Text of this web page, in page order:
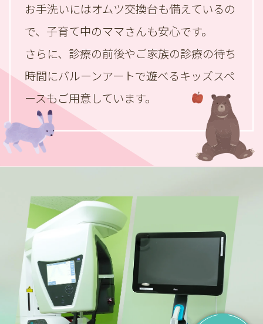
お手洗いにはオムツ交換台も備えているの
で、 子育て中のママさんも安心です。
さらに、診療の前後やご家族の診療の待ち
時間にバルーンアートで遊べるキッズスペ
ースもご用意しています。